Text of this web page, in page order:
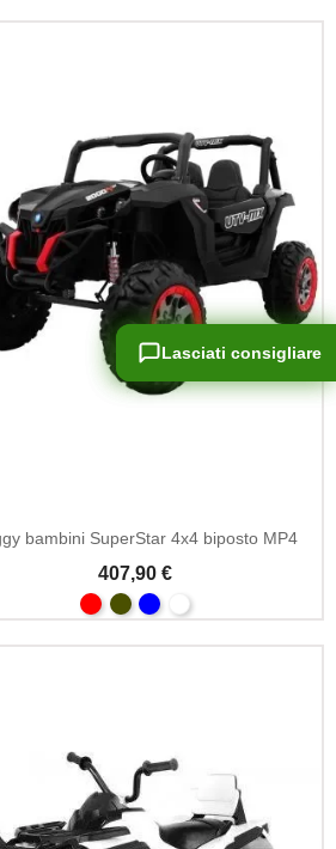
bambini SuperStar 4x4 biposto MP4
407,90 €
Lasciati consigliare
Lasciati consigliare